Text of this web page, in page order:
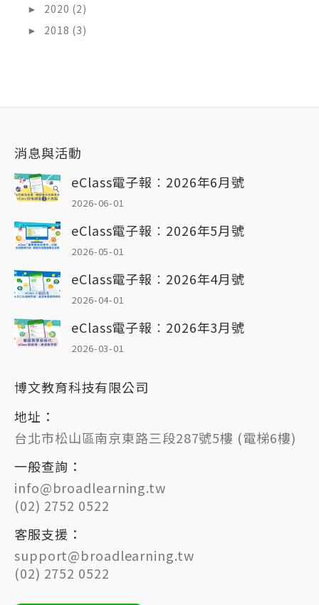
►
2020 (2)
►
2018 (3)
消息與活動
eClass電子報︰2026年6月號
2026-06-01
eClass電子報︰2026年5月號
2026-05-01
eClass電子報︰2026年4月號
2026-04-01
eClass電子報︰2026年3月號
2026-03-01
博文教育科技有限公司
地址：
台北市松山區南京東路三段287號5樓 (電梯6樓)
一般查詢：
info@broadlearning.tw
(02) 2752 0522
客服支援：
support@broadlearning.tw
(02) 2752 0522